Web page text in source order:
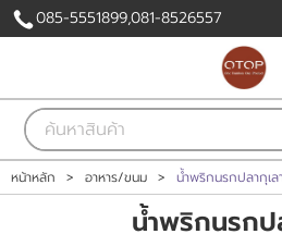
เข้าสู่ระบบ สมัครสม
สินค้าที่สนใจ ( 0 )
085-5551899,081-8526557
หน้าหลัก > อาหาร/ขนม > น้ำพริกนรกปลากุเล
น้ำพริกนรกป